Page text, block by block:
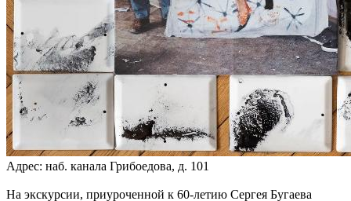
Адрес: наб. канала Грибоедова, д. 101
На экскурсии, приуроченной к 60-летию Сергея Бугаева